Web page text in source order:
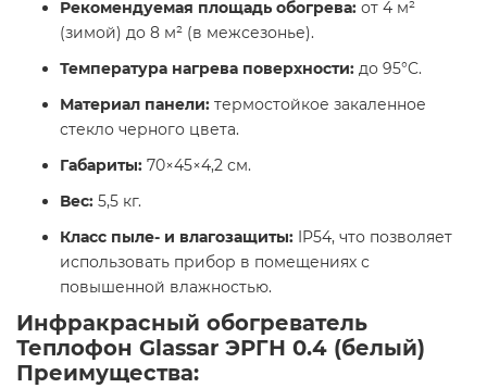
Рекомендуемая площадь обогрева: от 4 м²
(зимой) до 8 м² (в межсезонье).
Температура нагрева поверхности: до 95°C.​
Материал панели: термостойкое закаленное
стекло черного цвета.
Габариты: 70×45×4,2 см.
Вес: 5,5 кг.​
Класс пыле- и влагозащиты: IP54, что позволяет
использовать прибор в помещениях с
повышенной влажностью.​
Инфракрасный обогреватель
Теплофон Glassar ЭРГН 0.4 (белый)
Преимущества: